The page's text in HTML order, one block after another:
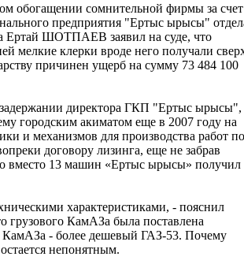
обогащении сомнительной фирмы за счет
предприятия "Ертыс ырысы"
Ертай ШОТПАЕВ заявил на суде, что
мелкие клерки вроде него получали
причинен ущерб на сумму 73 484 100
директора ГКП "Ертыс ырысы",
городским акиматом еще в 2007 году на
и механизмов для производства работ по
договору лизинга, еще не забрав
вместо 13 машин «Ертыс ырысы» получил
характеристиками, - пояснил
грузового КамАЗа была поставлена
КамАЗа - более дешевый ГАЗ-53. Почему
непонятным.